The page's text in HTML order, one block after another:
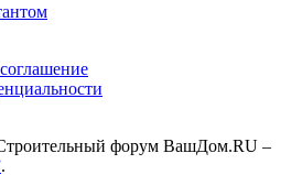
форум ВашДом.RU –
.